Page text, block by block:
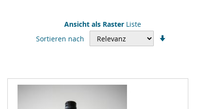
Ansicht als Raster Liste
Sortieren nach